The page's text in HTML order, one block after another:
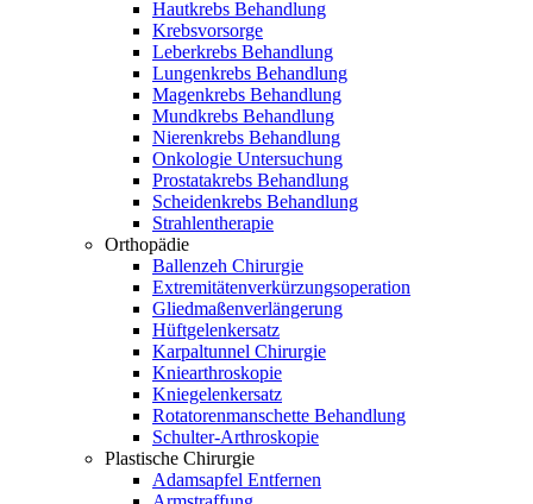
Hautkrebs Behandlung
Krebsvorsorge
Leberkrebs Behandlung
Lungenkrebs Behandlung
Magenkrebs Behandlung
Mundkrebs Behandlung
Nierenkrebs Behandlung
Onkologie Untersuchung
Prostatakrebs Behandlung
Scheidenkrebs Behandlung
Strahlentherapie
Orthopädie
Ballenzeh Chirurgie
Extremitätenverkürzungsoperation
Gliedmaßenverlängerung
Hüftgelenkersatz
Karpaltunnel Chirurgie
Kniearthroskopie
Kniegelenkersatz
Rotatorenmanschette Behandlung
Schulter-Arthroskopie
Plastische Chirurgie
Adamsapfel Entfernen